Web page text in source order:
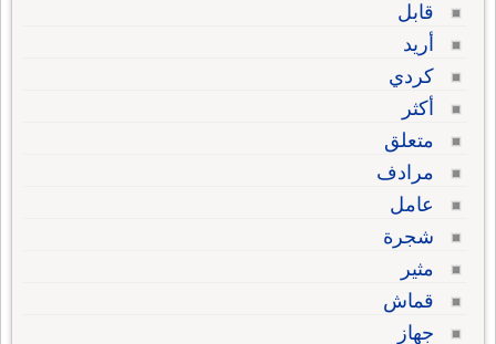
قابل
أريد
كردي
أكثر
متعلق
مرادف
عامل
شجرة
مثير
قماش
جهاز